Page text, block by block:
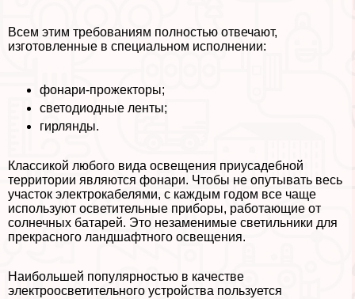
Всем этим требованиям полностью отвечают,
изготовленные в специальном исполнении:
фонари-прожекторы;
светодиодные ленты;
гирлянды.
Классикой любого вида освещения приусадебной
территории являются фонари. Чтобы не опутывать весь
участок электрокабелями, с каждым годом все чаще
используют осветительные приборы, работающие от
солнечных батарей. Это незаменимые светильники для
прекрасного ландшафтного освещения.
Наибольшей популярностью в качестве
электроосветительного устройства пользуется